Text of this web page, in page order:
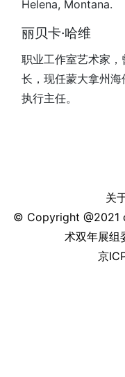
Helena, Montana.
丽贝卡·哈维
职业工作室艺术家
长，现任蒙大拿州海
执行主任。
关
© Copyright @2021
术双年展组
京